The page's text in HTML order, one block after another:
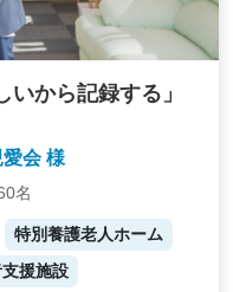
から記録する」
会 様
名
特別養護老人ホーム
援施設